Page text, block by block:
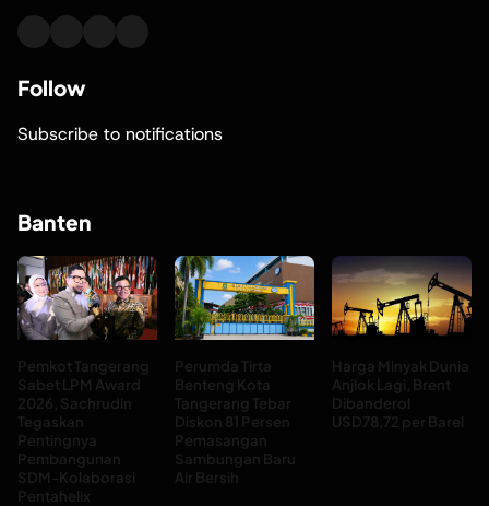
Follow
Subscribe to notifications
Banten
Pemkot Tangerang
Sabet LPM Award
2026, Sachrudin
Tegaskan
Pentingnya
Pembangunan
SDM-Kolaborasi
Pentahelix
Perumda Tirta
Benteng Kota
Tangerang Tebar
Diskon 81 Persen
Pemasangan
Sambungan Baru
Air Bersih
Harga Minyak Dunia
Anjlok Lagi, Brent
Dibanderol
USD78,72 per Barel